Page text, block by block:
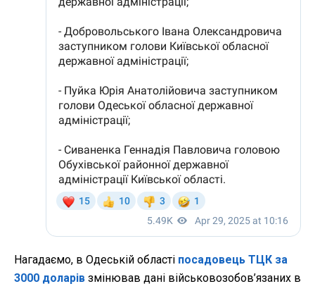
Нагадаємо, в Одеській області посадовець ТЦК за
3000 доларів змінював дані військовозобов’язаних в